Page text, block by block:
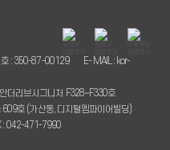
호 : 350-87-00129
E- MAIL : kor-
더리브시그니처 F328~F330호
호 (가산동, 디지털엠파이어빌딩)
: 042-471-7990